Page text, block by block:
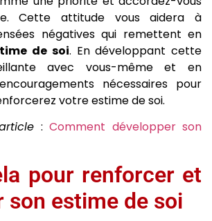
Cette attitude vous aidera à
négatives qui remettent en
de soi. En développant cette
avec vous-même et en
nécessaires pour
votre estime de soi.
:Comment développer son
pour renforcer et
son estime de soi